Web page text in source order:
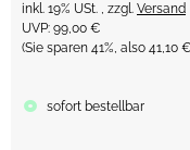
inkl. 19% USt. , zzgl. Versand
UVP: 99,00 €
(Sie sparen 41%, also 41,10 €
sofort bestellbar